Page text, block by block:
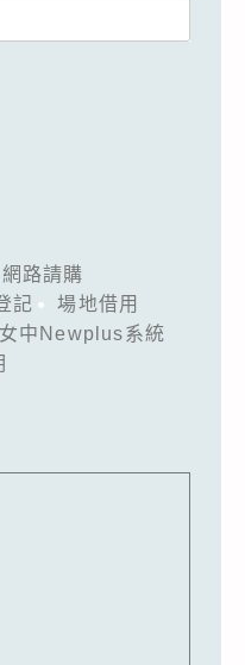
網路請購
記
場地借用
中Newplus系統